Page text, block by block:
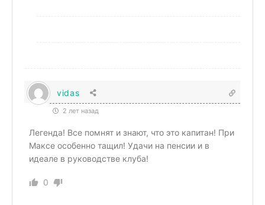
vidas
2 лет назад
Легенда! Все помнят и знают, что это капитан! При
Максе особенно тащил! Удачи на пенсии и в
идеале в руководстве клуба!
0